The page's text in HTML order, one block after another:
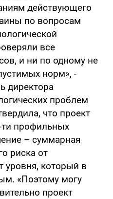
действующего
по вопросам
все
и ни по одному не
норм», -
директора
проблем
что проект
профильных
– суммарная
риска от
уровня, который в
«Поэтому могу
проект